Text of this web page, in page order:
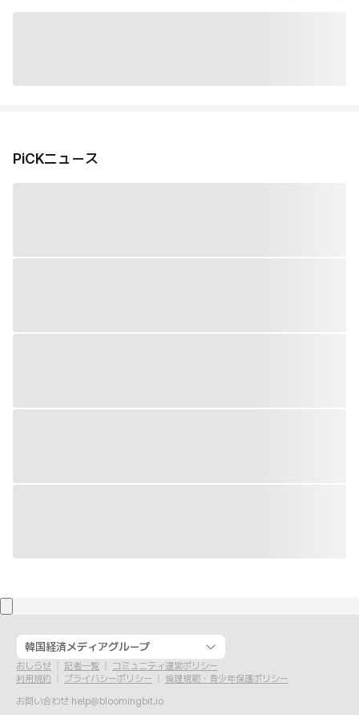
PiCKニュース
韓国経済メディアグループ
おしらせ 記者一覧
コミュニティ運営ポリシー
利用規約
プライバシーポリシー
倫理規範・青少年保護ポリシー
お問い合わせ help@bloomingbit.io